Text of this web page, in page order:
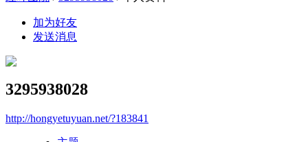
加为好友
发送消息
3295938028
http://hongyetuyuan.net/?183841